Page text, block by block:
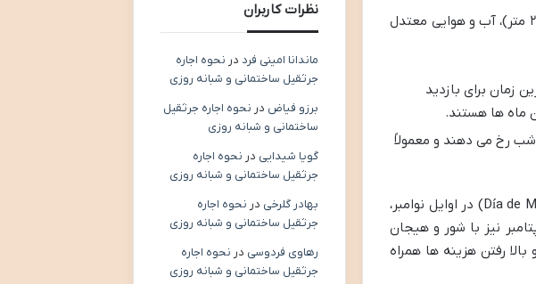
در منطقه گرمسیری واقع شده، اما به دلیل ارتفاع بالای خود از سطح دریا (۲۲۴۰ متر)، آب و هوایی معتدل
زمان برای بازدید
ماه ها هستند.
شب رخ می دهند و معمولاً
(Día de Muertos) در اوایل نوامبر،
نیز با شور و هیجان
رفتن هزینه ها همراه
نظرات کاربران
ماندانا امینی فرد در نحوه اجاره
جرثقیل ساختمانی و شبانه روزی
برزو فیاض در نحوه اجاره جرثقیل
ساختمانی و شبانه روزی
گویا شیدایی در نحوه اجاره
جرثقیل ساختمانی و شبانه روزی
بهادر گلرخی در نحوه اجاره
جرثقیل ساختمانی و شبانه روزی
رهاوی فردوسی در نحوه اجاره
جرثقیل ساختمانی و شبانه روزی